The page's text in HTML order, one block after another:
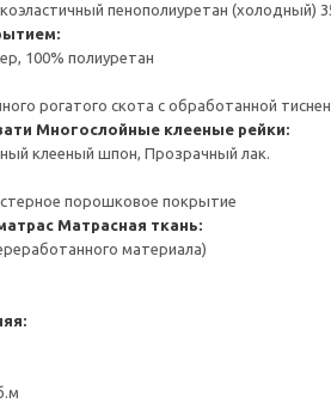
пенополиуретан (холодный)
100% полиуретан
рогатого скота с обработанной
Многослойные клееные рейки:
клееный шпон, Прозрачный лак.
порошковое покрытие
Матрасная ткань:
материала)